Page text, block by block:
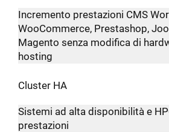
Incremento prestazioni CMS
WooCommerce, Prestashop,
Magento senza modifica di
hosting
Cluster HA
Sistemi ad alta disponibilità e
prestazioni